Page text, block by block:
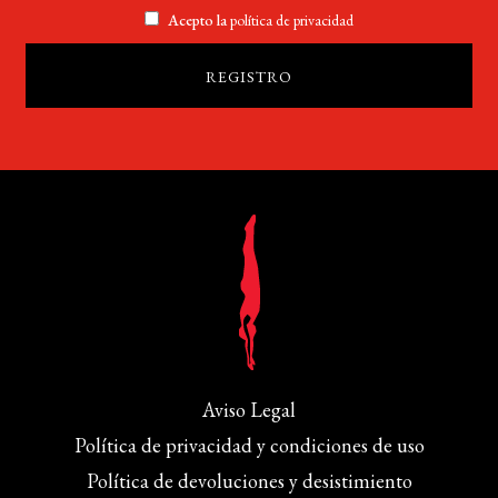
Acepto lapolítica de privacidad
Aviso Legal
Política de privacidad y condiciones de uso
Política de devoluciones y desistimiento